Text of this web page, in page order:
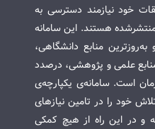
خود نیازمند دسترسی به
هستند. این سامانه
منابع دانشگاهی،
علمی و پژوهشی، درصدد
است. سامانه‌ی یکپارچه‌ی
خود را در تامین نیازهای
و در این راه از هیچ کمکی